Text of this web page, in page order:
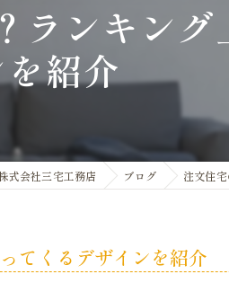
ランキン
を紹介
式会社三宅工務店 ブログ 注文住
てくるデザインを紹介